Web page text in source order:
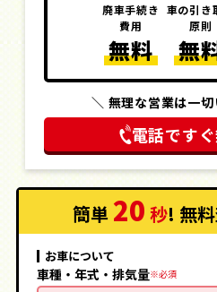
廃車手続き
費用
無料
車の引き
原則
無
＼ 無理な営業は一
電話です
簡単 20 秒! 無
お車について
車種・年式・排気量